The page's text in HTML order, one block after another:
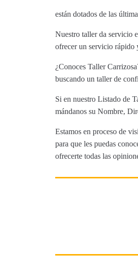
están dotados de las
Nuestro taller da servicio
ofrecer un servicio rápido
¿Conoces Taller
buscando un taller de
Si en nuestro Listado de
mándanos su Nombre,
Estamos en proceso de
para que les puedas
ofrecerte todas las